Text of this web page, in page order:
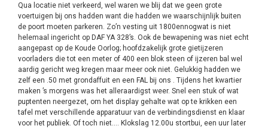
Qua locatie niet verkeerd, wel waren we blij dat we geen grote
voertuigen bij ons hadden want die hadden we waarschijnlijk buiten
de poort moeten parkeren. Zo’n vesting uit 1800ennogwat is niet
helemaal ingericht op DAF YA 328’s. Ook de bewapening was niet echt
aangepast op de Koude Oorlog; hoofdzakelijk grote gietijzeren
voorladers die tot een meter of 400 een blok steen of ijzeren bal wel
aardig gericht weg kregen maar meer ook niet. Gelukkig hadden we
zelf een .50 met grondaffuit en een FAL bij ons . Tijdens het kwartier
maken ’s morgens was het alleraardigst weer. Snel een stuk of wat
puptenten neergezet, om het display gehalte wat op te krikken een
tafel met verschillende apparatuur van de verbindingsdienst en klaar
voor het publiek. Of toch niet…. Klokslag 12.00u stortbui, een uur later